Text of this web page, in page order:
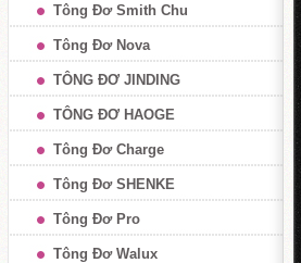
Tông Đơ Smith Chu
Tông Đơ Nova
TÔNG ĐƠ JINDING
TÔNG ĐƠ HAOGE
Tông Đơ Charge
Tông Đơ SHENKE
Tông Đơ Pro
Tông Đơ Walux